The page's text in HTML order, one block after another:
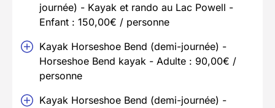
journée) - Kayak et rando au Lac Powell -
Enfant : 150,00€ / personne
Kayak Horseshoe Bend (demi-journée) -
Horseshoe Bend kayak - Adulte : 90,00€ /
personne
Kayak Horseshoe Bend (demi-journée) -